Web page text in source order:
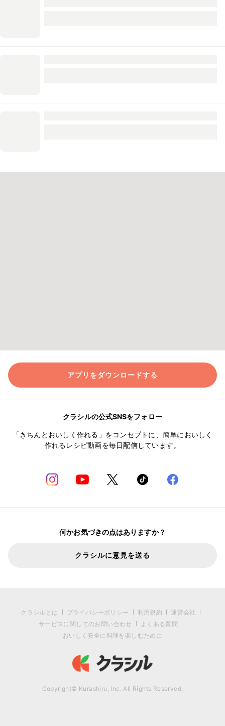
アプリをダウンロードする
クラシルの公式SNSをフォロー
「きちんとおいしく作れる」をコンセプトに、簡単においしく
作れるレシピ動画を毎日配信しています。
何かお気づきの点はありますか？
クラシルに意見を送る
クラシルとは プライバシーポリシー 利用規約
運営会社
サービスに関してのお問い合わせ
よくある質問
おいしく安全に料理を楽しむために
Copyright© Kurashiru, Inc. All Rights Reserved.